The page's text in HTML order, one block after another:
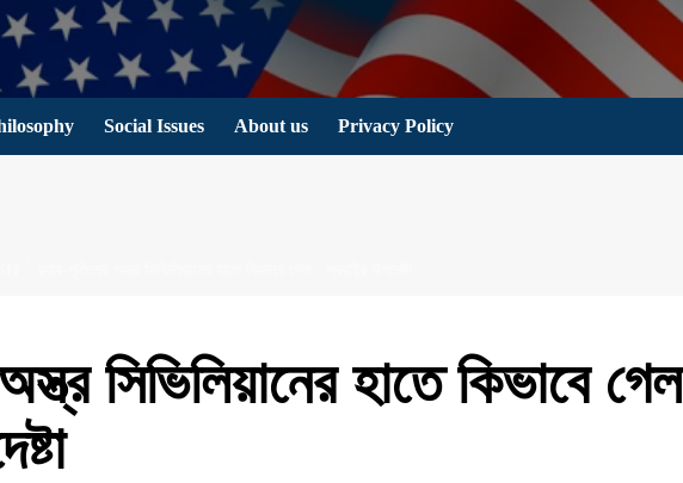
Social Issues About us Privacy Policy
সিভিলিয়ানের হাতে কিভাবে গেল